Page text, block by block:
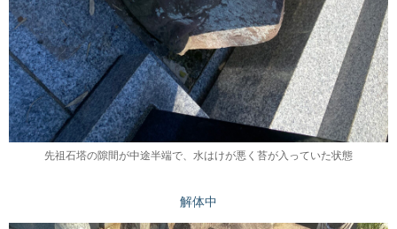
先祖石塔の隙間が中途半端で、水はけが悪く苔が入っていた状態
解体中